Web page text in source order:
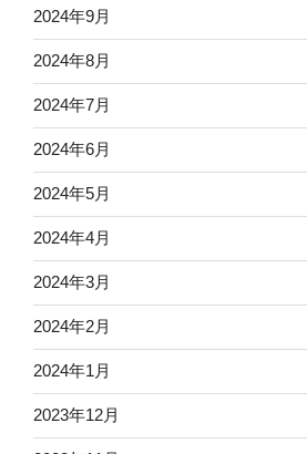
2024年9月
2024年8月
2024年7月
2024年6月
2024年5月
2024年4月
2024年3月
2024年2月
2024年1月
2023年12月